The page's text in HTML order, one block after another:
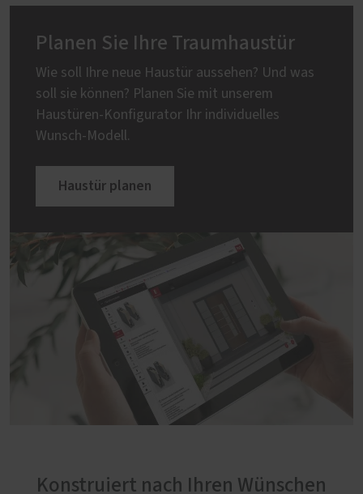
Planen Sie Ihre Traumhaustür
Wie soll Ihre neue Haustür aussehen? Und was
soll sie können? Planen Sie mit unserem
Haustüren-Konfigurator Ihr individuelles
Wunsch-Modell.
Haustür planen
Konstruiert nach Ihren Wünschen